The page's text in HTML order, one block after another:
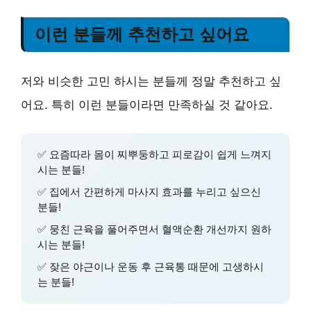
이런 분들께 추천하고 싶어요
저와 비슷한 고민 하시는 분들께 정말 추천하고 싶
어요. 특히 이런 분들이라면 만족하실 것 같아요.
✅ 요즘따라 몸이 찌뿌둥하고 피로감이 쉽게 느껴지
시는 분들!
✅ 집에서 간편하게 마사지 효과를 누리고 싶으신
분들!
✅ 뭉친 근육을 풀어주면서 혈액순환 개선까지 원하
시는 분들!
✅ 잦은 야근이나 운동 후 근육통 때문에 고생하시
는 분들!